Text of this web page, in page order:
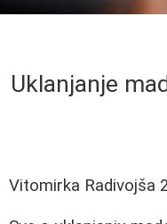
Uklanjanje
Vitomirka Radivojša